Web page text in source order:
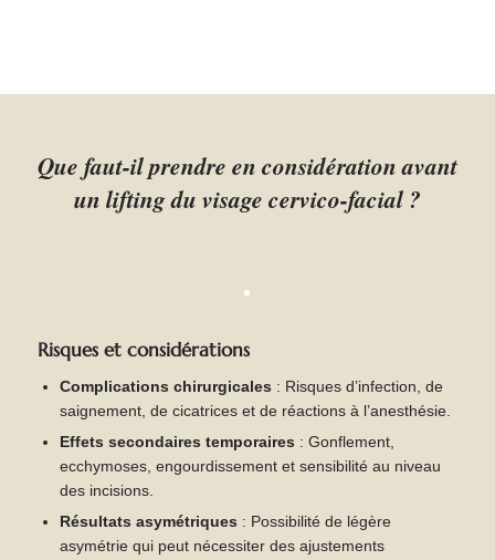
Que faut-il prendre en considération avant
un lifting du visage cervico-facial ?
Risques et considérations
Complications chirurgicales : Risques d’infection, de
saignement, de cicatrices et de réactions à l’anesthésie.
Effets secondaires temporaires : Gonflement,
ecchymoses, engourdissement et sensibilité au niveau
des incisions.
Résultats asymétriques : Possibilité de légère
asymétrie qui peut nécessiter des ajustements